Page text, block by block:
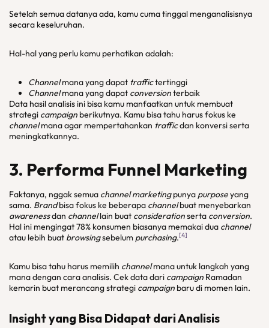
Setelah semua datanya ada, kamu cuma tinggal menganalisisnya
secara keseluruhan.
Hal-hal yang perlu kamu perhatikan adalah:
Channelmana yang dapat traffictertinggi
Channelmana yang dapat conversionterbaik
Data hasil analisis ini bisa kamu manfaatkan untuk membuat
strategi campaign berikutnya. Kamu bisa tahu harus fokus ke
channelmana agar mempertahankan trafficdan konversi serta
meningkatkannya.
3. Performa Funnel Marketing
Faktanya, nggak semua channel marketingpunya purposeyang
sama. Brandbisa fokus ke beberapa channelbuat menyebarkan
awarenessdan channellain buat considerationserta conversion.
Hal ini mengingat 78% konsumen biasanya memakai dua channel
atau lebih buat browsingsebelum purchasing.[4]
Kamu bisa tahu harus memilih channelmana untuk langkah yang
mana dengan cara analisis. Cek data dari campaign Ramadan
kemarin buat merancang strategi campaign baru di momen lain.
Insight yang Bisa Didapat dari Analisis